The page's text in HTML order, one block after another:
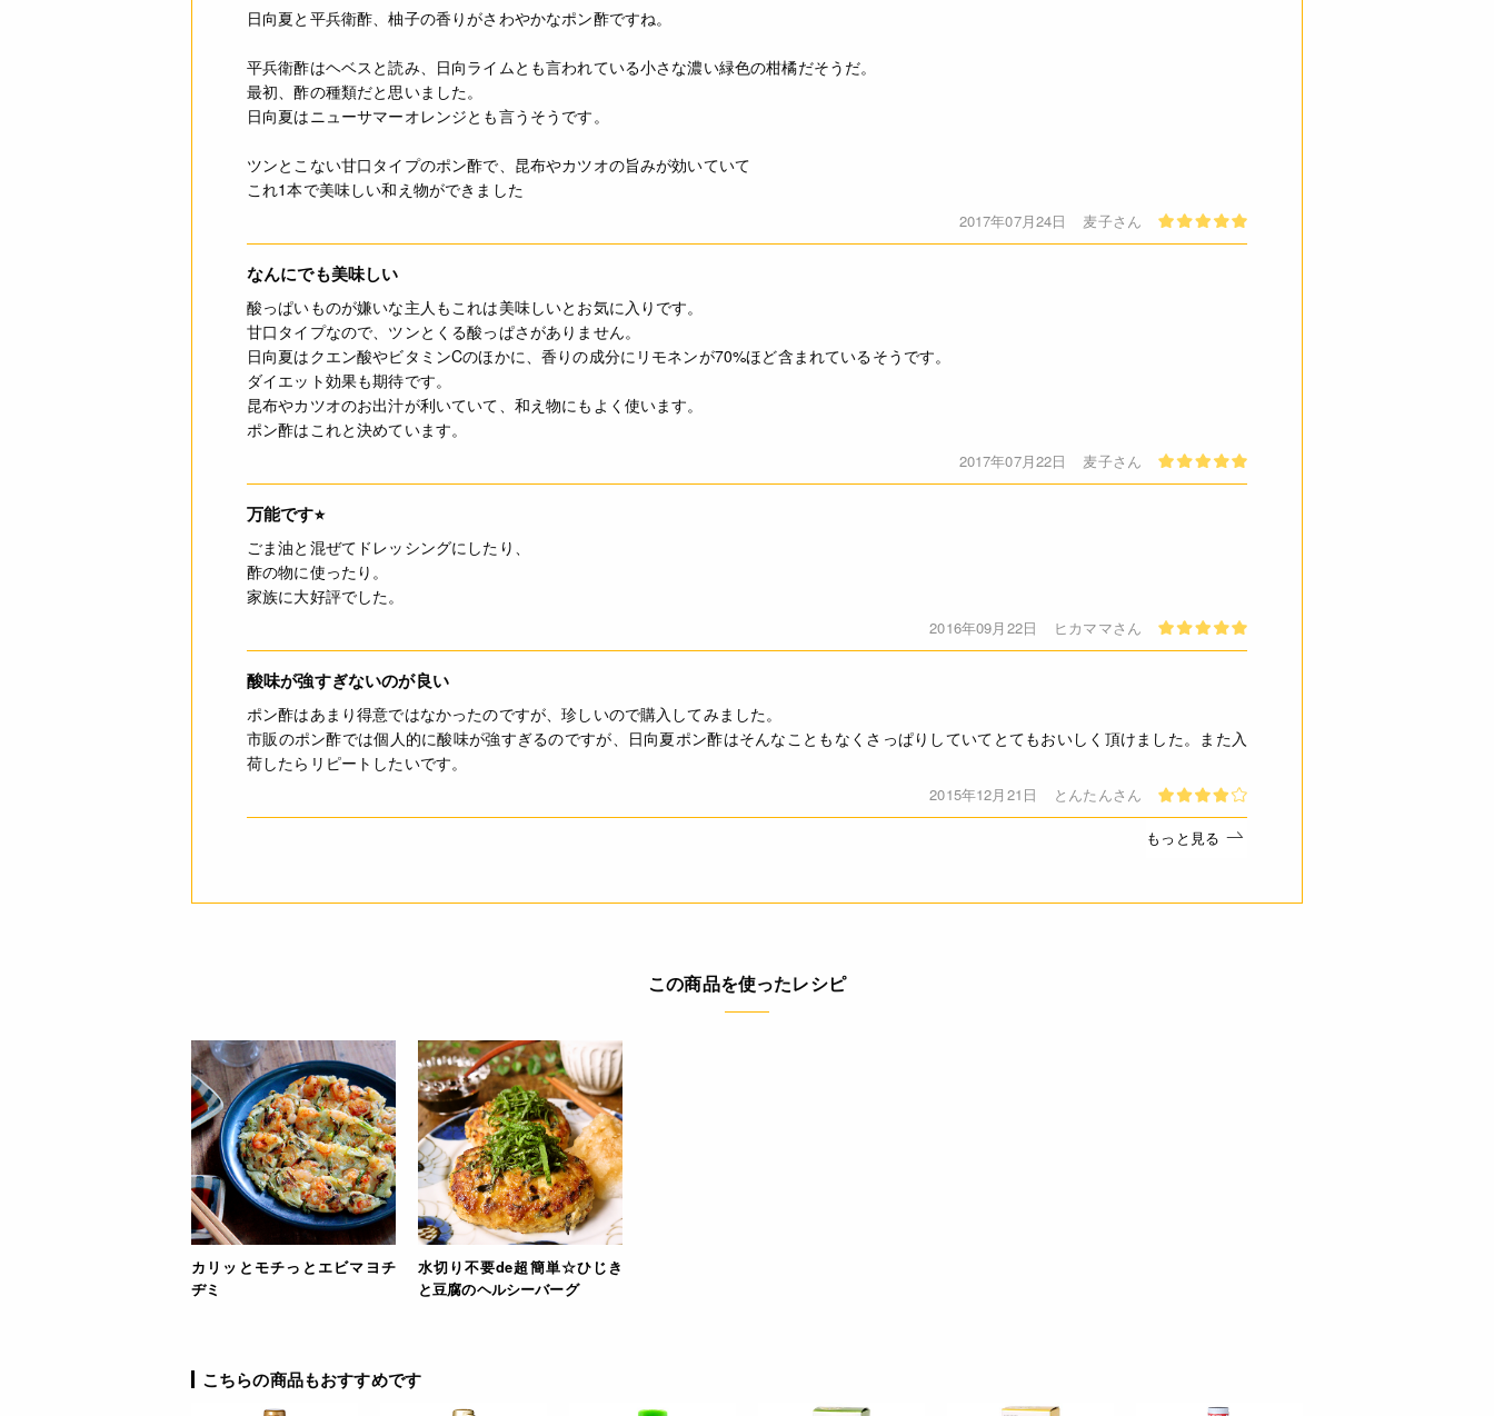
ありません。予めご了承ください。
更新情報 2023.07.13 規格変更(360ml→250ml)
JANコード 4582334126275
日向夏と平兵衛酢、柚子の香りがさわやかなポン酢ですね。
平兵衛酢はヘベスと読み、日向ライムとも言われている小さな濃い緑色の柑橘だそうだ。
最初、酢の種類だと思いました。
日向夏はニューサマーオレンジとも言うそうです。
ツンとこない甘口タイプのポン酢で、昆布やカツオの旨みが効いていて
これ1本で美味しい和え物ができました
2017年07月24日 麦子さん
なんにでも美味しい
酸っぱいものが嫌いな主人もこれは美味しいとお気に入りです。
甘口タイプなので、ツンとくる酸っぱさがありません。
日向夏はクエン酸やビタミンCのほかに、香りの成分にリモネンが70%ほど含まれているそうです。
ダイエット効果も期待です。
昆布やカツオのお出汁が利いていて、和え物にもよく使います。
ポン酢はこれと決めています。
2017年07月22日 麦子さん
万能です⭐︎
ごま油と混ぜてドレッシングにしたり、
酢の物に使ったり。
家族に大好評でした。
2016年09月22日 ヒカママさん
酸味が強すぎないのが良い
ポン酢はあまり得意ではなかったのですが、珍しいので購入してみました。
市販のポン酢では個人的に酸味が強すぎるのですが、日向夏ポン酢はそんなこともなくさっぱりしていてとてもおいしく頂けました。また入
荷したらリピートしたいです。
2015年12月21日 とんたんさん
もっと見る
この商品を使ったレシピ
カリッとモチっとエビマヨチ
ヂミ
水切り不要de超簡単☆ひじき
と豆腐のヘルシーバーグ
こちらの商品もおすすめです